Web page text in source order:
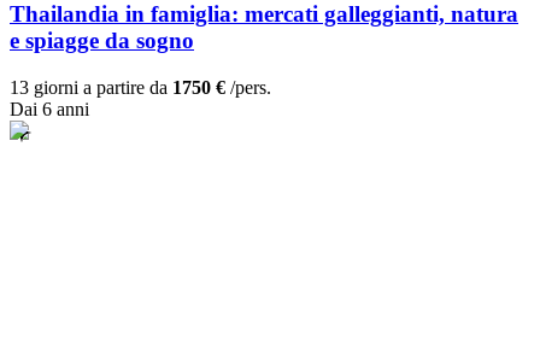
Thailandia in famiglia: mercati galleggianti, natura
e spiagge da sogno
13 giorni a partire da 1750 € /pers.
Dai 6 anni